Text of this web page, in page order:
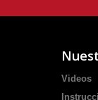
Videos